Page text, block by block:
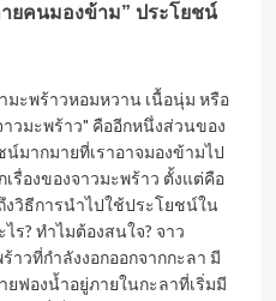
ยคนมองข้าม” ประโยชน์
มะพร้าวหอมหวาน เนื้อนุ่ม หรือ
วมะพร้าว" คืออีกหนึ่งส่วนของ
มากมายที่เราอาจมองข้ามไป
รื่องของจาวมะพร้าว ตั้งแต่คือ
งวิธีการนำไปใช้ประโยชน์ใน
ร? ทำไมต้องสนใจ? จาว
วที่กำลังงอกออกจากกะลา มี
ฟองน้ำอยู่ภายในกะลาที่เริ่มมี